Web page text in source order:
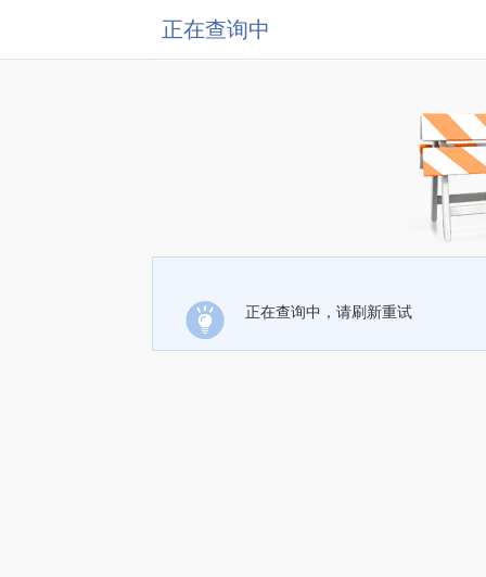
正在查询中
正在查询中，请刷新重试